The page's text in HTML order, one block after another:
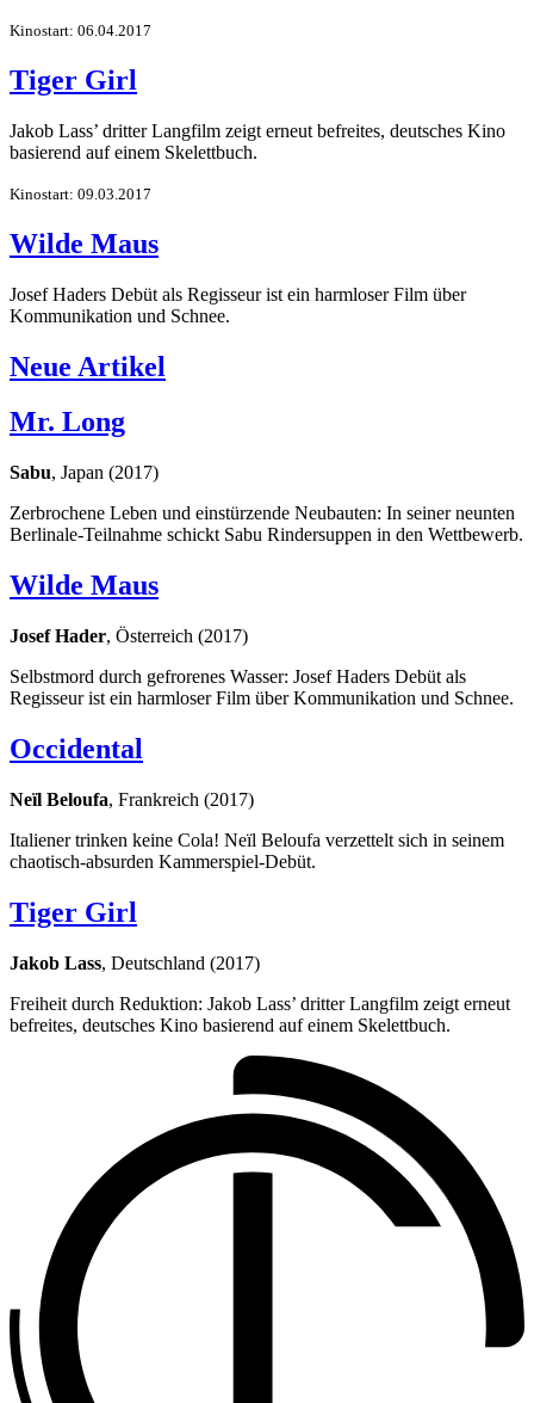
Kinostart: 06.04.2017
Tiger Girl
Jakob Lass’ dritter Langfilm zeigt erneut befreites, deutsches Kino
basierend auf einem Skelettbuch.
Kinostart: 09.03.2017
Wilde Maus
Josef Haders Debüt als Regisseur ist ein harmloser Film über
Kommunikation und Schnee.
Neue Artikel
Mr. Long
Sabu, Japan (2017)
Zerbrochene Leben und einstürzende Neubauten: In seiner neunten
Berlinale-Teilnahme schickt Sabu Rindersuppen in den Wettbewerb.
Wilde Maus
Josef Hader, Österreich (2017)
Selbstmord durch gefrorenes Wasser: Josef Haders Debüt als
Regisseur ist ein harmloser Film über Kommunikation und Schnee.
Occidental
Neïl Beloufa, Frankreich (2017)
Italiener trinken keine Cola! Neïl Beloufa verzettelt sich in seinem
chaotisch-absurden Kammerspiel-Debüt.
Tiger Girl
Jakob Lass, Deutschland (2017)
Freiheit durch Reduktion: Jakob Lass’ dritter Langfilm zeigt erneut
befreites, deutsches Kino basierend auf einem Skelettbuch.